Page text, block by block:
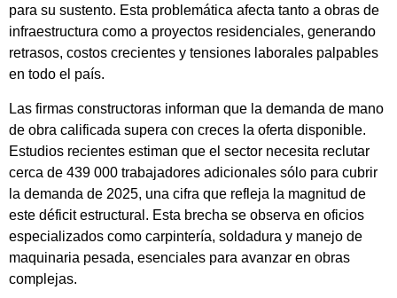
para su sustento. Esta problemática afecta tanto a obras de
infraestructura como a proyectos residenciales, generando
retrasos, costos crecientes y tensiones laborales palpables
en todo el país.
Las firmas constructoras informan que la demanda de mano
de obra calificada supera con creces la oferta disponible.
Estudios recientes estiman que el sector necesita reclutar
cerca de 439 000 trabajadores adicionales sólo para cubrir
la demanda de 2025, una cifra que refleja la magnitud de
este déficit estructural. Esta brecha se observa en oficios
especializados como carpintería, soldadura y manejo de
maquinaria pesada, esenciales para avanzar en obras
complejas.